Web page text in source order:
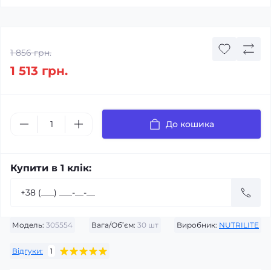
Модель: 305554 Вага/Об’єм: 30 шт Виробник: NUTRILITE
Відгуки: 1
1 856 грн.
1 513 грн.
До кошика
Купити в 1 клік: